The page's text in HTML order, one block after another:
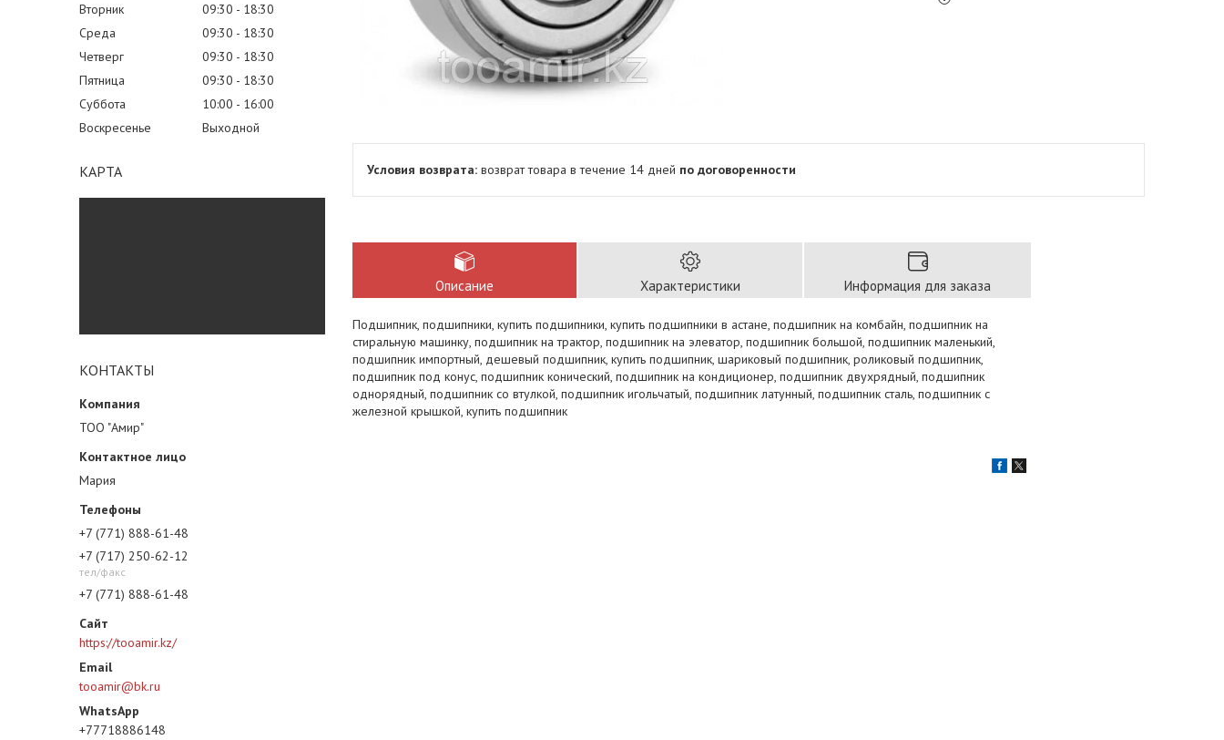
Вторник
09:30
18:30
Среда
09:30
18:30
Четверг
09:30
18:30
Пятница
09:30
18:30
Суббота
10:00
16:00
Воскресенье
Выходной
КАРТА
КОНТАКТЫ
ТОО "Амир"
Мария
+7 (771) 888-61-48
+7 (717) 250-62-12
тел/факс
+7 (771) 888-61-48
https://tooamir.kz/
tooamir@bk.ru
+77718886148
возврат товара в течение 14 дней по договоренности
Описание Характеристики Информация для заказа
Подшипник, подшипники, купить подшипники, купить подшипники в астане, подшипник на комбайн, подшипник на
стиральную машинку, подшипник на трактор, подшипник на элеватор, подшипник большой, подшипник маленький,
подшипник импортный, дешевый подшипник, купить подшипник, шариковый подшипник, роликовый подшипник,
подшипник под конус, подшипник конический, подшипник на кондиционер, подшипник двухрядный, подшипник
однорядный, подшипник со втулкой, подшипник игольчатый, подшипник латунный, подшипник сталь, подшипник с
железной крышкой, купить подшипник